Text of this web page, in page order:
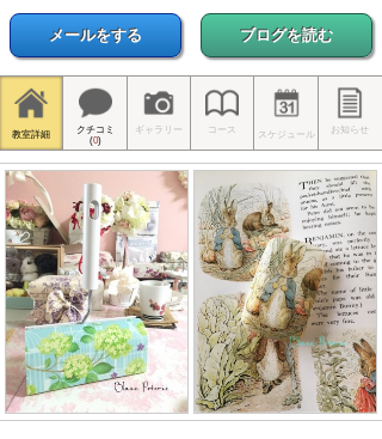
メールをする ブログを読む
教室詳細
クチコミ
(0)
ギャラリー コース スケジュール お知らせ